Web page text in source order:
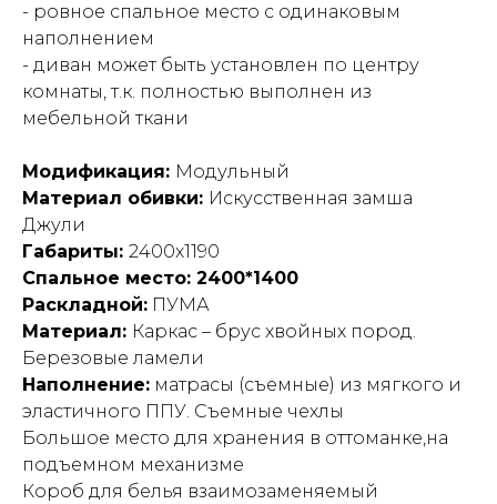
- ровное спальное место с одинаковым
наполнением
- диван может быть установлен по центру
комнаты, т.к. полностью выполнен из
мебельной ткани
Модификация: Модульный
Материал обивки: Искусственная замша
Джули
Габариты: 2400х1190
Спальное место: 2400*1400
Раскладной: ПУМА
Материал: Каркас – брус хвойных пород.
Березовые ламели
Наполнение: матрасы (съемные) из мягкого и
эластичного ППУ. Съемные чехлы
Большое место для хранения в оттоманке,на
подъемном механизме
Короб для белья взаимозаменяемый